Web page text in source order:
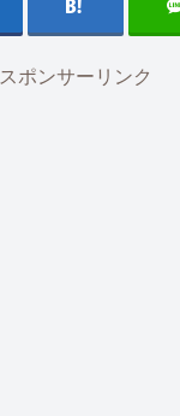
スポンサーリンク